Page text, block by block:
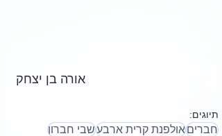
תיוגים:
חבריםאולפנת קרית ארבעשבי חברון